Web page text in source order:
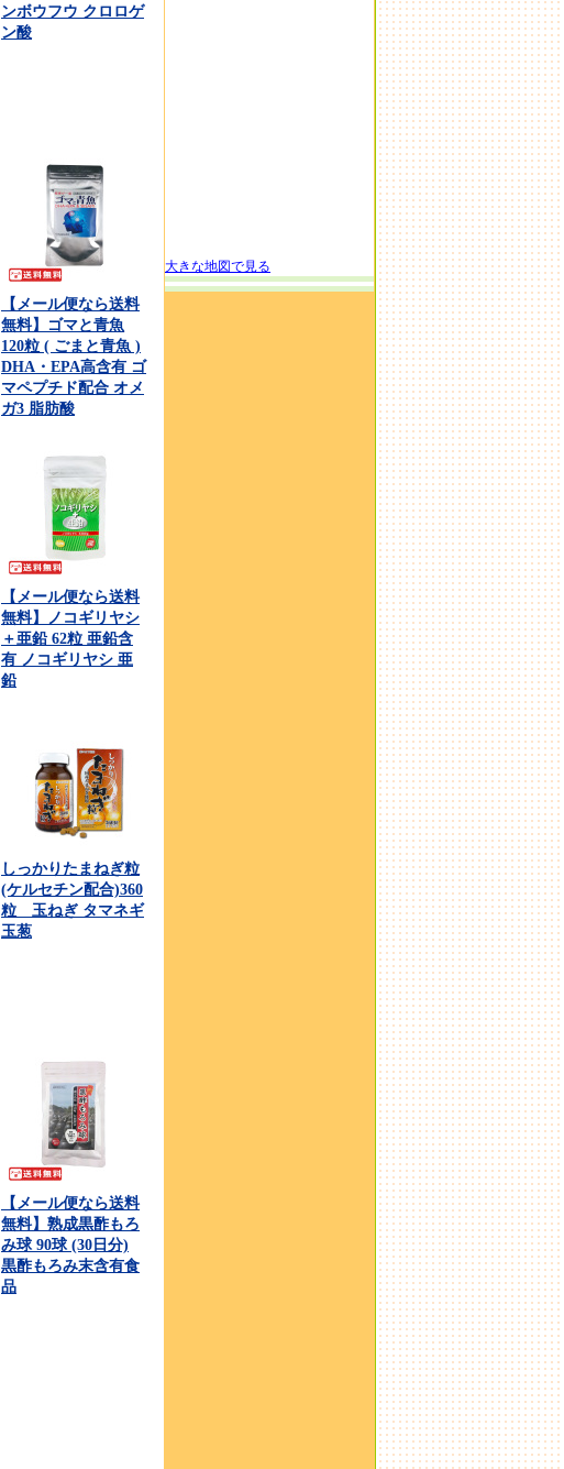
ンボウフウ クロロゲ
ン酸
【メール便なら送料
無料】ゴマと青魚
120粒 ( ごまと青魚 )
DHA・EPA高含有 ゴ
マペプチド配合 オメ
ガ3 脂肪酸
【メール便なら送料
無料】ノコギリヤシ
＋亜鉛 62粒 亜鉛含
有 ノコギリヤシ 亜
鉛
しっかりたまねぎ粒
(ケルセチン配合)360
粒 玉ねぎ タマネギ
玉葱
【メール便なら送料
無料】熟成黒酢もろ
み球 90球 (30日分)
黒酢もろみ末含有食
品
大きな地図で見る